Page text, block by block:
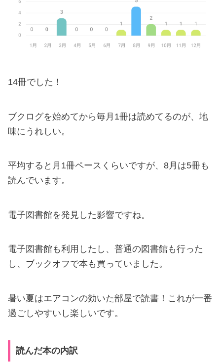
14冊でした！
ブクログを始めてから毎月1冊は読めてるのが、地
味にうれしい。
平均すると月1冊ペースくらいですが、8月は5冊も
読んでいます。
電子図書館を発見した影響ですね。
電子図書館も利用したし、普通の図書館も行った
し、ブックオフで本も買っていました。
暑い夏はエアコンの効いた部屋で読書！これが一番
過ごしやすいし楽しいです。
読んだ本の内訳